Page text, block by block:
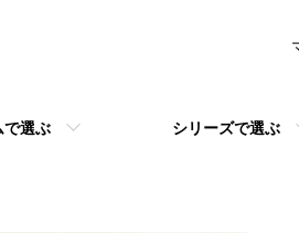
選ぶ シリーズで選ぶ